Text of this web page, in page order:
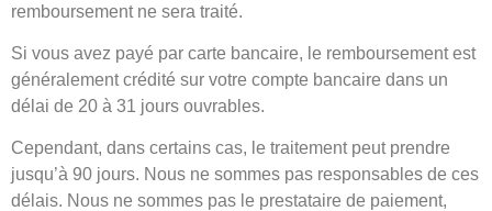
remboursement ne sera traité.
Si vous avez payé par carte bancaire, le remboursement est
généralement crédité sur votre compte bancaire dans un
délai de 20 à 31 jours ouvrables.
Cependant, dans certains cas, le traitement peut prendre
jusqu’à 90 jours. Nous ne sommes pas responsables de ces
délais. Nous ne sommes pas le prestataire de paiement,